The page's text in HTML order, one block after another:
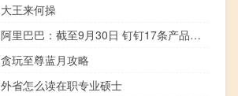
大王来何操
阿里巴巴：截至9月30日 钉钉17条产品线已经全面接入大模型
贪玩至尊蓝月攻略
外省怎么读在职专业硕士